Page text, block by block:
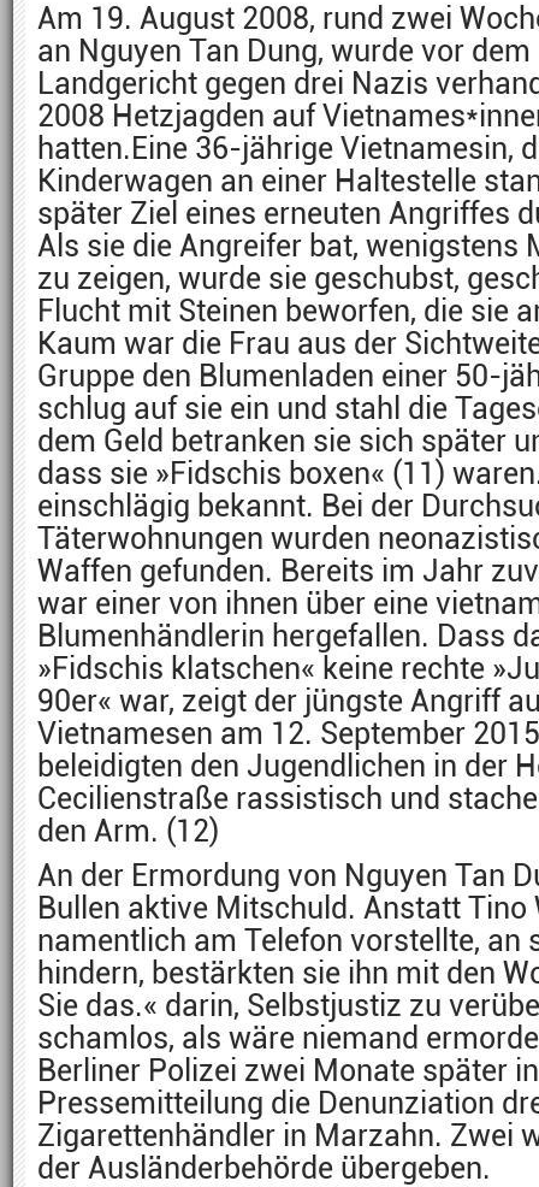
Am 19. August 2008, rund zwei
an Nguyen Tan Dung, wurde vor
Landgericht gegen drei Nazis
2008 Hetzjagden auf
hatten.Eine 36-jährige Vietnamesin,
Kinderwagen an einer Haltestelle
später Ziel eines erneuten Angriffes
Als sie die Angreifer bat, wenigstens
zu zeigen, wurde sie geschubst,
Flucht mit Steinen beworfen, die sie
Kaum war die Frau aus der
Gruppe den Blumenladen einer 50-
schlug auf sie ein und stahl die
dem Geld betranken sie sich später
dass sie »Fidschis boxen« (11)
einschlägig bekannt. Bei der
Täterwohnungen wurden
Waffen gefunden. Bereits im Jahr
war einer von ihnen über eine
Blumenhändlerin hergefallen. Dass
»Fidschis klatschen« keine rechte
90er« war, zeigt der jüngste Angriff
Vietnamesen am 12. September
beleidigten den Jugendlichen in der
Cecilienstraße rassistisch und
den Arm. (12)
An der Ermordung von Nguyen Tan
Bullen aktive Mitschuld. Anstatt Tino
namentlich am Telefon vorstellte, an
hindern, bestärkten sie ihn mit den
Sie das.« darin, Selbstjustiz zu
schamlos, als wäre niemand
Berliner Polizei zwei Monate später
Pressemitteilung die Denunziation
Zigarettenhändler in Marzahn. Zwei
der Ausländerbehörde übergeben.